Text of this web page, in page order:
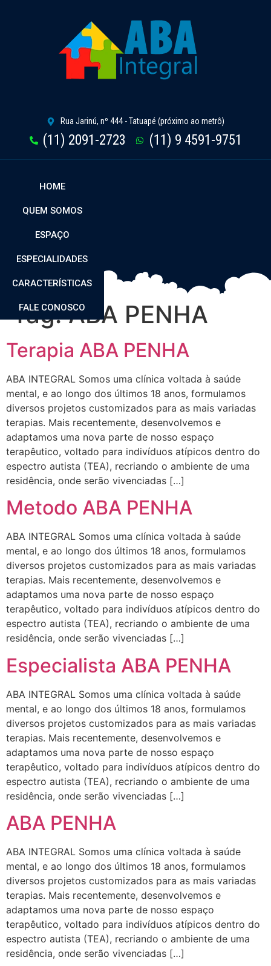
Rua Jarinú, nº 444 - Tatuapé (próximo ao metrô)
(11) 2091-2723 (11) 9 4591-9751
HOME
QUEM SOMOS
ESPAÇO
ESPECIALIDADES
CARACTERÍSTICAS
FALE CONOSCO
Tag:ABA PENHA
Terapia ABA PENHA
ABA INTEGRAL Somos uma clínica voltada à saúde
mental, e ao longo dos últimos 18 anos, formulamos
diversos projetos customizados para as mais variadas
terapias. Mais recentemente, desenvolvemos e
adaptamos uma nova parte de nosso espaço
terapêutico, voltado para indivíduos atípicos dentro do
espectro autista (TEA), recriando o ambiente de uma
residência, onde serão vivenciadas […]
Metodo ABA PENHA
ABA INTEGRAL Somos uma clínica voltada à saúde
mental, e ao longo dos últimos 18 anos, formulamos
diversos projetos customizados para as mais variadas
terapias. Mais recentemente, desenvolvemos e
adaptamos uma nova parte de nosso espaço
terapêutico, voltado para indivíduos atípicos dentro do
espectro autista (TEA), recriando o ambiente de uma
residência, onde serão vivenciadas […]
Especialista ABA PENHA
ABA INTEGRAL Somos uma clínica voltada à saúde
mental, e ao longo dos últimos 18 anos, formulamos
diversos projetos customizados para as mais variadas
terapias. Mais recentemente, desenvolvemos e
adaptamos uma nova parte de nosso espaço
terapêutico, voltado para indivíduos atípicos dentro do
espectro autista (TEA), recriando o ambiente de uma
residência, onde serão vivenciadas […]
ABA PENHA
ABA INTEGRAL Somos uma clínica voltada à saúde
mental, e ao longo dos últimos 18 anos, formulamos
diversos projetos customizados para as mais variadas
terapias. Mais recentemente, desenvolvemos e
adaptamos uma nova parte de nosso espaço
terapêutico, voltado para indivíduos atípicos dentro do
espectro autista (TEA), recriando o ambiente de uma
residência, onde serão vivenciadas […]